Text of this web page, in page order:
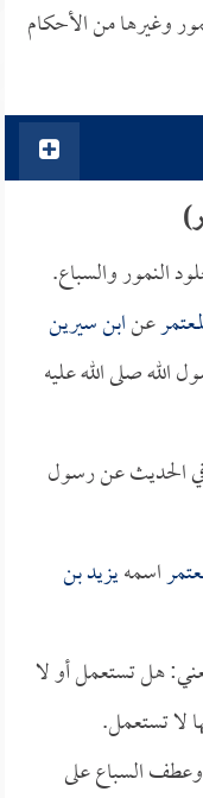
وغيرها من الأحكام
النمور والسباع.
عنابن سيرين
الله صلى الله عليه
الحديث عن رسول
اسمهيزيد بن
هل تستعمل أو لا
لا تستعمل.
السباع على